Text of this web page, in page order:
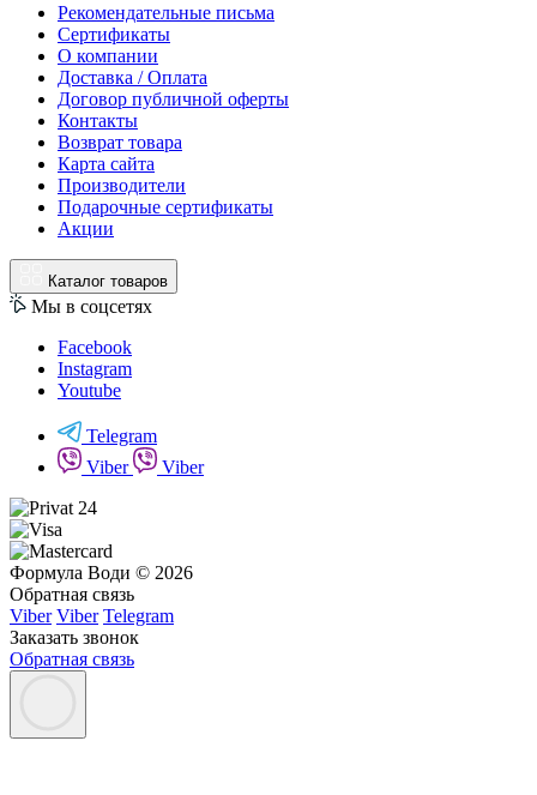
Рекомендательные письма
Сертификаты
О компании
Доставка / Оплата
Договор публичной оферты
Контакты
Возврат товара
Карта сайта
Производители
Подарочные сертификаты
Акции
Каталог товаров
Мы в соцсетях
Facebook
Instagram
Youtube
Telegram
Viber
Viber
Формула Води © 2026
Обратная связь
Viber Viber Telegram
Заказать звонок
Обратная связь